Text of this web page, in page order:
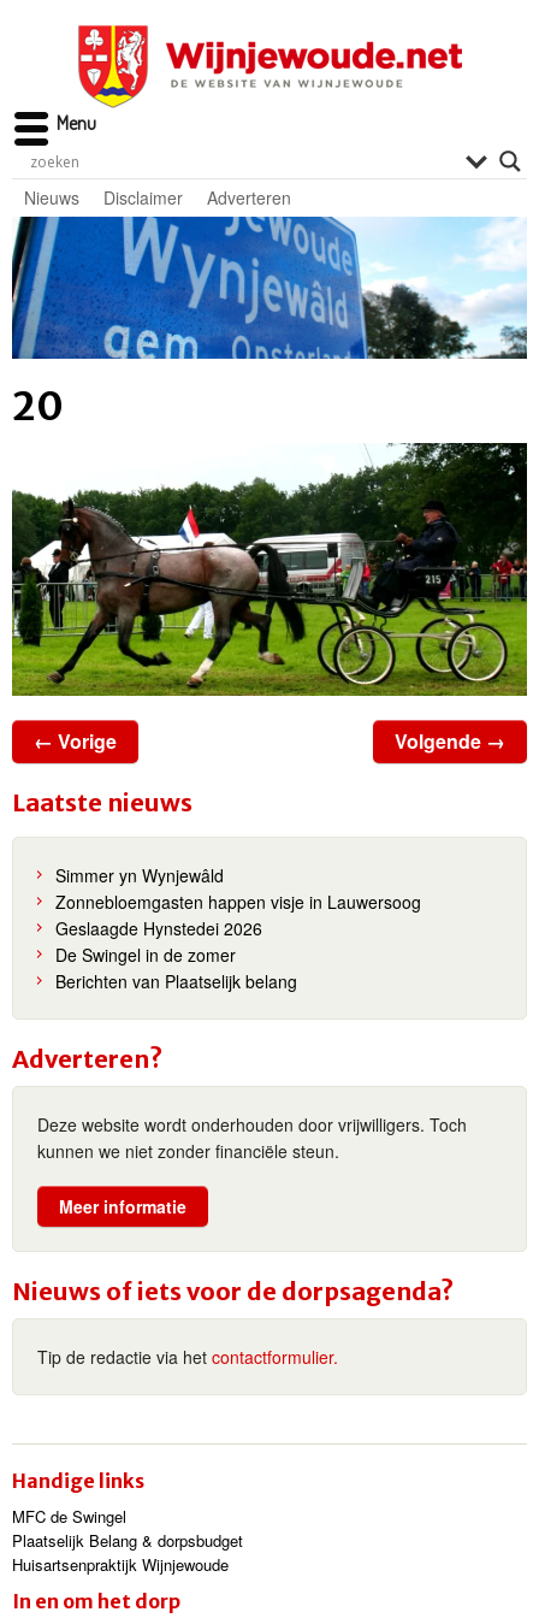
Nieuws Disclaimer Adverteren
20
← Vorige Volgende →
Laatste nieuws
Simmer yn Wynjewâld
Zonnebloemgasten happen visje in Lauwersoog
Geslaagde Hynstedei 2026
De Swingel in de zomer
Berichten van Plaatselijk belang
Adverteren?
Deze website wordt onderhouden door vrijwilligers. Toch
kunnen we niet zonder financiële steun.
Meer informatie
Nieuws of iets voor de dorpsagenda?
Tip de redactie via het contactformulier.
Handige links
MFC de Swingel
Plaatselijk Belang & dorpsbudget
Huisartsenpraktijk Wijnjewoude
In en om het dorp
Menu